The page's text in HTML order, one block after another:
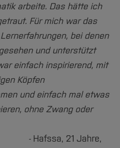
arbeite. Das hätte ich
Für mich war das
bei denen
und unterstützt
einfach inspirierend, mit
Köpfen
und einfach mal etwas
ohne Zwang oder
Hafssa, 21 Jahre,